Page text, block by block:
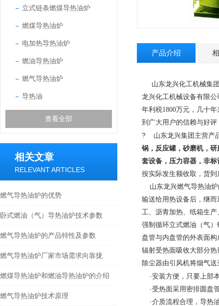
立式链条燃煤导热油炉
燃煤导热油炉
电加热导热油炉
燃油导热油炉
燃气导热油炉
导热油
查看全部
相关文章
RELEVANT ARTICLES
燃气导热油炉的优势
卧式燃油（气）导热油炉技术参数
燃气导热油炉的产品特性及参数
燃气导热油炉厂家市场需求向靠拢
燃煤导热油炉和燃油导热油炉的介绍
燃气导热油炉技术原理
产品介绍
山东龙兴化工机械集团
龙兴化工机械设备有限
年利税1800万元，几十
到广大用户的信赖与好
? 山东龙兴集团主营产
锅，反应罐，砂磨机，
套设备，压力容器，非标
按实际发生额收取，货
山东龙兴燃气导热油炉
输送给用热设备后，继
工、沥青加热、纸箱生
强制循环立式燃油（气
盘管与内盘管的外表面
辐射受热面吸收大部分
除尘器由引风机将烟气
·安装方便，只要上部
·受热面采用密排圆盘
·介质流程合理，导热